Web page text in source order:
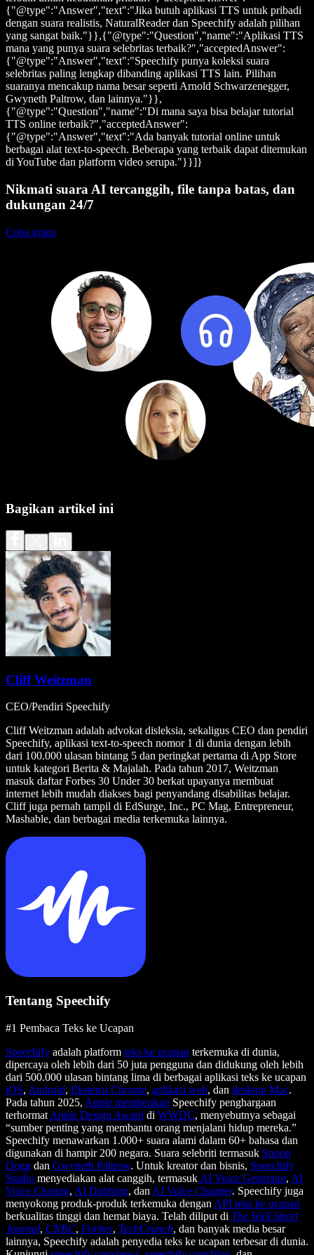
{"@type":"Answer","text":"Jika butuh aplikasi TTS untuk pribadi
dengan suara realistis, NaturalReader dan Speechify adalah pilihan
yang sangat baik."}},{"@type":"Question","name":"Aplikasi TTS
mana yang punya suara selebritas terbaik?","acceptedAnswer":
{"@type":"Answer","text":"Speechify punya koleksi suara
selebritas paling lengkap dibanding aplikasi TTS lain. Pilihan
suaranya mencakup nama besar seperti Arnold Schwarzenegger,
Gwyneth Paltrow, dan lainnya."}},
{"@type":"Question","name":"Di mana saya bisa belajar tutorial
TTS online terbaik?","acceptedAnswer":
{"@type":"Answer","text":"Ada banyak tutorial online untuk
berbagai alat text-to-speech. Beberapa yang terbaik dapat ditemukan
di YouTube dan platform video serupa."}}]}
Nikmati suara AI tercanggih, file tanpa batas, dan
dukungan 24/7
Coba gratis
Bagikan artikel ini
Cliff Weitzman
CEO/Pendiri Speechify
Cliff Weitzman adalah advokat disleksia, sekaligus CEO dan pendiri
Speechify, aplikasi text-to-speech nomor 1 di dunia dengan lebih
dari 100.000 ulasan bintang 5 dan peringkat pertama di App Store
untuk kategori Berita & Majalah. Pada tahun 2017, Weitzman
masuk daftar Forbes 30 Under 30 berkat upayanya membuat
internet lebih mudah diakses bagi penyandang disabilitas belajar.
Cliff juga pernah tampil di EdSurge, Inc., PC Mag, Entrepreneur,
Mashable, dan berbagai media terkemuka lainnya.
Tentang Speechify
#1 Pembaca Teks ke Ucapan
Speechify adalah platform teks ke ucapan terkemuka di dunia,
dipercaya oleh lebih dari 50 juta pengguna dan didukung oleh lebih
dari 500.000 ulasan bintang lima di berbagai aplikasi teks ke ucapan
iOS, Android, Ekstensi Chrome, aplikasi web, dan desktop Mac.
Pada tahun 2025, Apple memberikan Speechify penghargaan
terhormat Apple Design Award di WWDC, menyebutnya sebagai
“sumber penting yang membantu orang menjalani hidup mereka.”
Speechify menawarkan 1.000+ suara alami dalam 60+ bahasa dan
digunakan di hampir 200 negara. Suara selebriti termasuk Snoop
Dogg dan Gwyneth Paltrow. Untuk kreator dan bisnis, Speechify
Studio menyediakan alat canggih, termasuk AI Voice Generator, AI
Voice Cloning, AI Dubbing, dan AI Voice Changer. Speechify juga
menyokong produk-produk terkemuka dengan API teks ke ucapan
berkualitas tinggi dan hemat biaya. Telah diliput di The Wall Street
Journal, CNBC, Forbes, TechCrunch, dan banyak media besar
lainnya, Speechify adalah penyedia teks ke ucapan terbesar di dunia.